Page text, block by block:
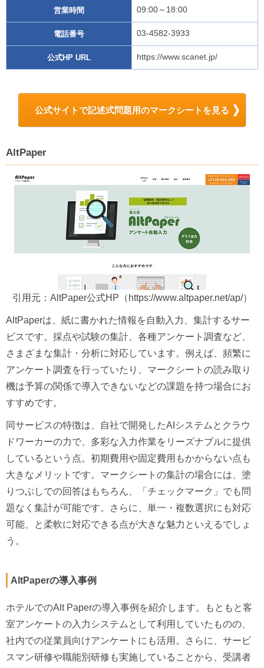
営業時間 09:00～18:00
電話番号 03-4582-3933
公式HP URL https://www.scanet.jp/
公式サイトで記述式問題用のマークシートを見る
AltPaper
引用元：AltPaper公式HP（https://www.altpaper.net/ap/）
AltPaperは、紙に書かれた情報を自動入力、集計するサー
ビスです。採点や試験の集計、各種アンケート調査など、
さまざまな集計・分析に対応しています。例えば、頻繁に
アンケート調査を行っていたり、マークシートの読み取り
機は予算の関係で導入できないなどの課題を持つ場合にお
すすめです。
同サービスの特徴は、自社で開発したAIシステムとクラウ
ドワーカーの力で、多彩な入力作業をリーズナブルに提供
しているという点。初期費用や固定費用もかからない点も
大きなメリットです。マークシートの集計の場合には、塗
りつぶしでの回答はもちろん、「チェックマーク」でも問
題なく集計が可能です。さらに、単一・複数選択にも対応
可能、と柔軟に対応できる点が大きな魅力といえるでしょ
う。
AltPaperの導入事例
ホテルでのAlt Paperの導入事例を紹介します。もともと客
室アンケートの入力システムとして利用していたものの、
社内での従業員向けアンケートにも活用。さらに、サービ
スマン研修や職能別研修も実施していることから、受講者